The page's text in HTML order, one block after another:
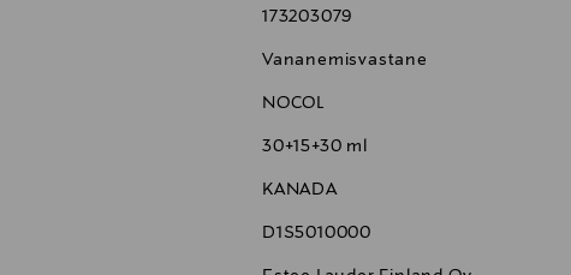
173203079
Vananemisvastane
NOCOL
30+15+30 ml
KANADA
D1S5010000